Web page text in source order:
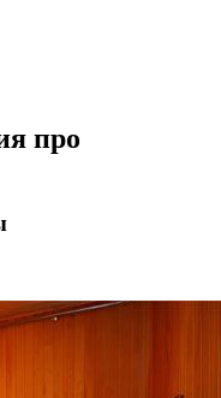
про